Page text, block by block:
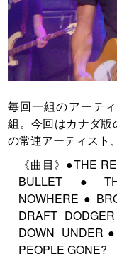
毎回一組のアーテ
組。今回はカナダ
の常連アーティスト
《曲目》●THE
DRAFT
DOWN
PEOPLE GONE?